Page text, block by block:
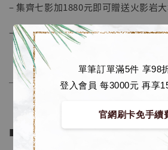
單筆訂單滿5件 享98
登入會員 每3000元 再享
官網刷卡免手續
– 集齊七影加1880元即可贈送火影岩大
– 火影岩地台尺寸約 高25 寬49 深16
──────────────
■ 販售資訊：